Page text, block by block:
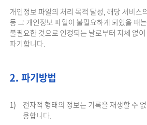
개인정보 파일의 처리 목적 달성, 해당 서비스
등 그 개인정보 파일이 불필요하게 되었을 때
불필요한 것으로 인정되는 날로부터 지체 없
파기합니다.
2. 파기방법
1)
전자적 형태의 정보는 기록을 재생할 수
용합니다.